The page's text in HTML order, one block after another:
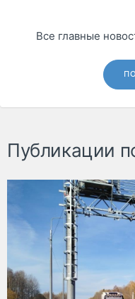
Все главные
Публикации